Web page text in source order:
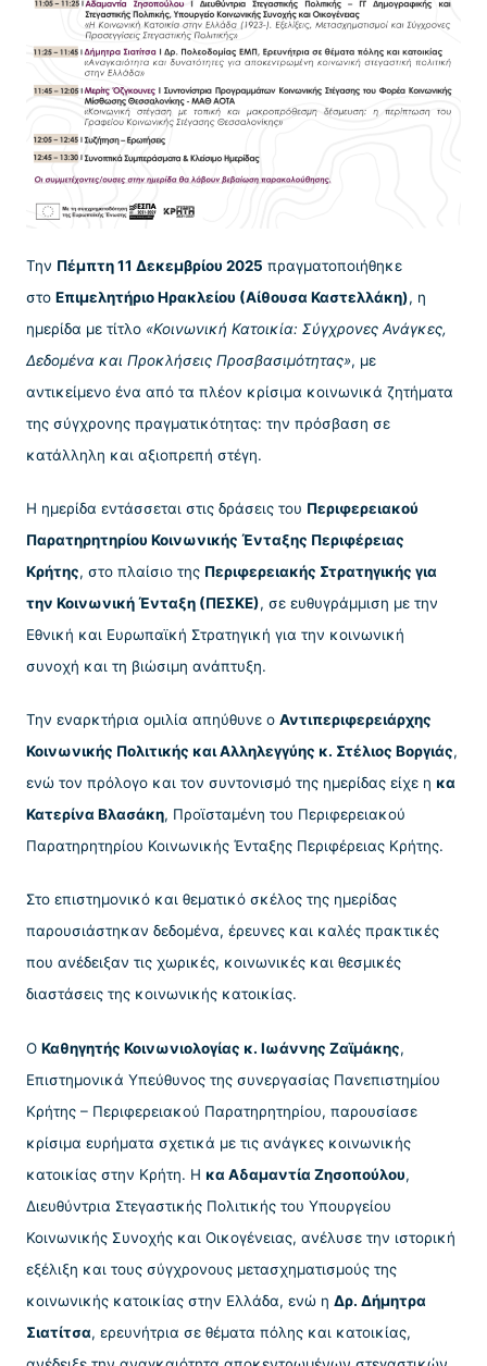
Την Πέμπτη 11 Δεκεμβρίου 2025 πραγματοποιήθηκε
στο Επιμελητήριο Ηρακλείου (Αίθουσα Καστελλάκη), η
ημερίδα με τίτλο «Κοινωνική Κατοικία: Σύγχρονες Ανάγκες,
Δεδομένα και Προκλήσεις Προσβασιμότητας», με
αντικείμενο ένα από τα πλέον κρίσιμα κοινωνικά ζητήματα
της σύγχρονης πραγματικότητας: την πρόσβαση σε
κατάλληλη και αξιοπρεπή στέγη.
Η ημερίδα εντάσσεται στις δράσεις του Περιφερειακού
Παρατηρητηρίου Κοινωνικής Ένταξης Περιφέρειας
Κρήτης, στο πλαίσιο της Περιφερειακής Στρατηγικής για
την Κοινωνική Ένταξη (ΠΕΣΚΕ), σε ευθυγράμμιση με την
Εθνική και Ευρωπαϊκή Στρατηγική για την κοινωνική
συνοχή και τη βιώσιμη ανάπτυξη.
Την εναρκτήρια ομιλία απηύθυνε ο Αντιπεριφερειάρχης
Κοινωνικής Πολιτικής και Αλληλεγγύης κ. Στέλιος Βοργιάς,
ενώ τον πρόλογο και τον συντονισμό της ημερίδας είχε η κα
Κατερίνα Βλασάκη, Προϊσταμένη του Περιφερειακού
Παρατηρητηρίου Κοινωνικής Ένταξης Περιφέρειας Κρήτης.
Στο επιστημονικό και θεματικό σκέλος της ημερίδας
παρουσιάστηκαν δεδομένα, έρευνες και καλές πρακτικές
που ανέδειξαν τις χωρικές, κοινωνικές και θεσμικές
διαστάσεις της κοινωνικής κατοικίας.
Ο Καθηγητής Κοινωνιολογίας κ. Ιωάννης Ζαϊμάκης,
Επιστημονικά Υπεύθυνος της συνεργασίας Πανεπιστημίου
Κρήτης – Περιφερειακού Παρατηρητηρίου, παρουσίασε
κρίσιμα ευρήματα σχετικά με τις ανάγκες κοινωνικής
κατοικίας στην Κρήτη. Η κα Αδαμαντία Ζησοπούλου,
Διευθύντρια Στεγαστικής Πολιτικής του Υπουργείου
Κοινωνικής Συνοχής και Οικογένειας, ανέλυσε την ιστορική
εξέλιξη και τους σύγχρονους μετασχηματισμούς της
κοινωνικής κατοικίας στην Ελλάδα, ενώ η Δρ. Δήμητρα
Σιατίτσα, ερευνήτρια σε θέματα πόλης και κατοικίας,